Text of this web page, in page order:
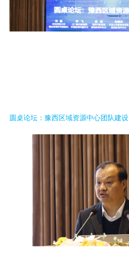
圆桌论坛：豫西区域资源中心团队建设